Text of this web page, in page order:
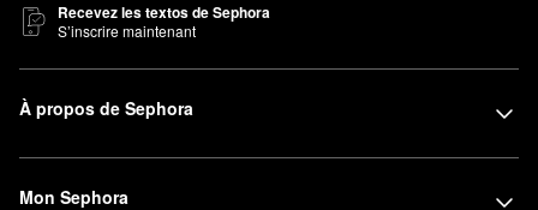
Recevez les textos de Sephora
S’inscrire maintenant
À propos de Sephora
Mon Sephora